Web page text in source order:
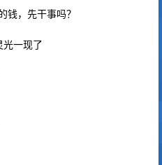
钱，先干事吗？
一现了